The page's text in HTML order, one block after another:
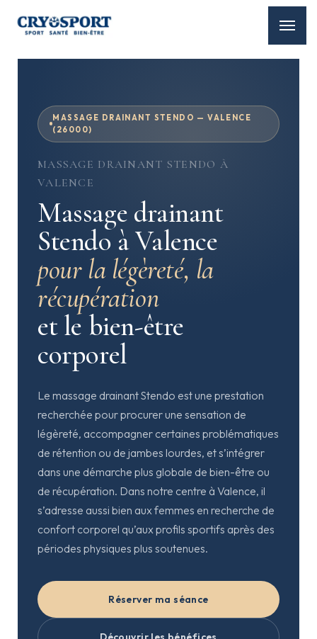
MASSAGE DRAINANT STENDO — VALENCE
(26000)
MASSAGE DRAINANT STENDO À
VALENCE
Massage drainant
Stendo à Valence
pour la légèreté, la
récupération
et le bien-être
corporel
Le massage drainant Stendo est une prestation
recherchée pour procurer une sensation de
légèreté, accompagner certaines problématiques
de rétention ou de jambes lourdes, et s’intégrer
dans une démarche plus globale de bien-être ou
de récupération. Dans notre centre à Valence, il
s’adresse aussi bien aux femmes en recherche de
confort corporel qu’aux profils sportifs après des
périodes physiques plus soutenues.
Réserver ma séance